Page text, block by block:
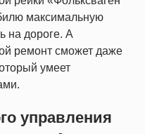
максимальную
на дороге. А
ремонт сможет даже
умеет
управления